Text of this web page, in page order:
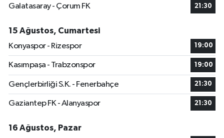
Galatasaray - Çorum FK
21:30
15 Ağustos, Cumartesi
Konyaspor - Rizespor
19:00
Kasımpaşa - Trabzonspor 19:00
Gençlerbirliği S.K. - Fenerbahçe 21:30
Gaziantep FK - Alanyaspor 21:30
16 Ağustos, Pazar